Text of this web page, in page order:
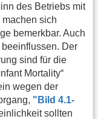
des Betriebs mit
sich
bemerkbar. Auch
Der
sind für die
Mortality“
wegen der
"Bild 4.1-
sollten